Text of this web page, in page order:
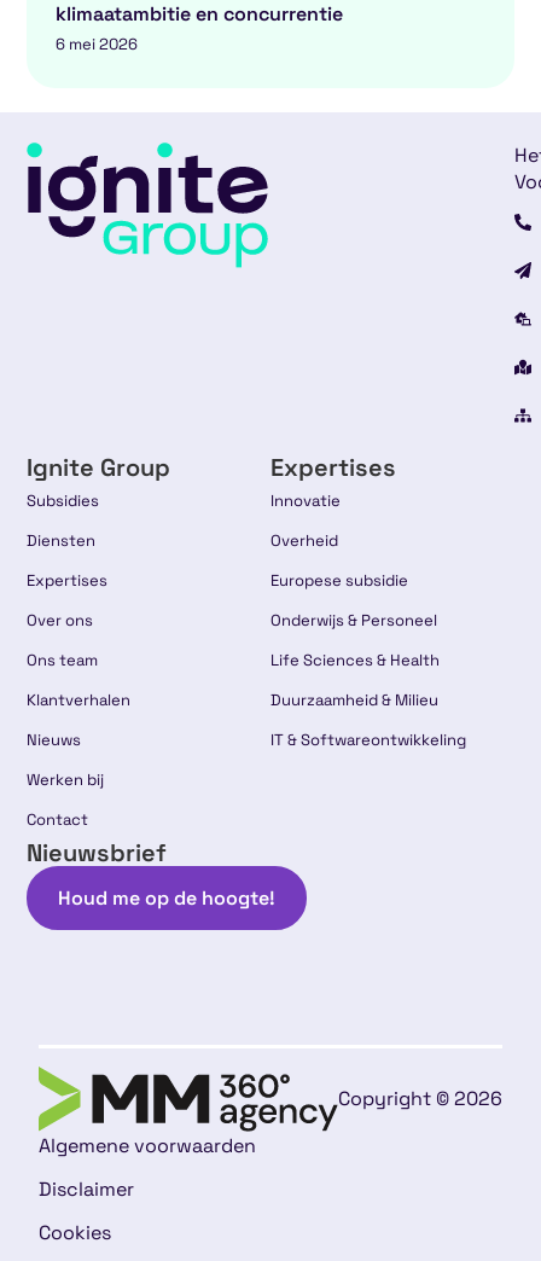
klimaatambitie en concurrentie
6 mei 2026
Ignite Group
Subsidies
Diensten
Expertises
Over ons
Ons team
Klantverhalen
Nieuws
Werken bij
Contact
Expertises
Innovatie
Overheid
Europese subsidie
Onderwijs & Personeel
Life Sciences & Health
Duurzaamheid & Milieu
IT & Softwareontwikkeling
Nieuwsbrief
Houd me op de hoogte!
Copyright © 2026
Algemene voorwaarden
Disclaimer
Cookies